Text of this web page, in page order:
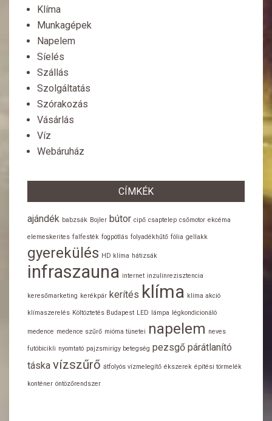
Klíma
Munkagépek
Napelem
Síelés
Szállás
Szolgáltatás
Szórakozás
Vásárlás
Víz
Webáruház
CÍMKÉK
ajándék babzsák Bojler bútor cipő csaptelep csőmotor ekcéma
elemeskerites falfesték fogpótlás folyadékhűtő fólia gellakk
gyerekülés HD klíma hátizsák
infraszauna internet inzulinrezisztencia
keresőmarketing kerékpár kerítés klíma klíma akció
klímaszerelés Költöztetés Budapest LED lámpa légkondicionáló
medence medence szűrő mióma tünetei napelem neves
futóbicikli nyomtató pajzsmirigy betegség pezsgő párátlanító
táska vízszűrő átfolyós vízmelegítő ékszerek építési törmelék
konténer öntözőrendszer